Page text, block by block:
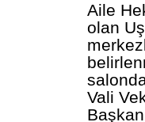
Aile
olan
Vali